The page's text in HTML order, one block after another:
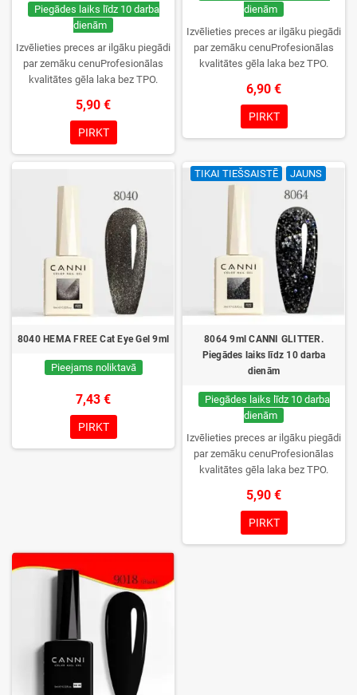
Piegādes laiks līdz 10 darba
dienām
Izvēlieties preces ar ilgāku piegādi
par zemāku cenuProfesionālas
kvalitātes gēla laka bez TPO.
izvēle, lieliska sacietēšana
UV/LED lampās un ilgstoša
noturība. Katrs flakons iepakots
kastītē – pirmo reizi to atvērsiet
5,90 €
PIRKT
dienām
Izvēlieties preces ar ilgāku piegādi
par zemāku cenuProfesionālas
kvalitātes gēla laka bez TPO.
izvēle, lieliska sacietēšana
UV/LED lampās un ilgstoša
noturība. Katrs flakons iepakots
kastītē – pirmo reizi to atvērsiet
6,90 €
PIRKT
8040 HEMA FREE Cat Eye Gel 9ml
Pieejams noliktavā
7,43 €
PIRKT
TIKAI TIEŠSAISTĒ JAUNS
8064 9ml CANNI GLITTER.
Piegādes laiks līdz 10 darba
dienām
Piegādes laiks līdz 10 darba
dienām
Izvēlieties preces ar ilgāku piegādi
par zemāku cenuProfesionālas
kvalitātes gēla laka bez TPO.
izvēle, lieliska sacietēšana
UV/LED lampās un ilgstoša
noturība. Katrs flakons iepakots
kastītē – pirmo reizi to atvērsiet
5,90 €
PIRKT